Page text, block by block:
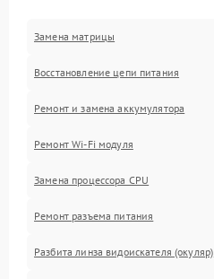
Замена матрицы
Восстановление цепи питания
Ремонт и замена аккумулятора
Ремонт Wi-Fi модуля
Замена процессора CPU
Ремонт разъема питания
Разбита линза видоискателя (окуляр)